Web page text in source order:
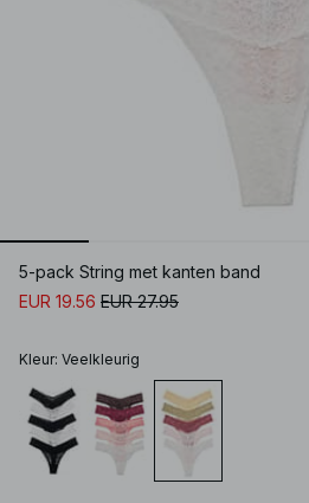
5-pack String met kanten band
EUR 19.56 EUR 27.95
Kleur: Veelkleurig